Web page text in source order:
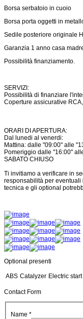
Borsa serbatoio in cuoio
Borsa porta oggetti in
Sedile posteriore originale
Garanzia 1 anno casa
Possibilità finanziamento.
SERVIZI:
Possibilità di finanziare
Coperture assicurative
ORARI DI APERTURA:
Dal lunedi al venerdi:
Mattina: dalle "09:00" alle
Pomeriggio dalle "16:00"
SABATO CHIUSO
Ti invitiamo a verificare in
responsabilità per
tecnica e gli optional
Optional presenti
ABS Catalyzer Electric start
Contact Form
Name *